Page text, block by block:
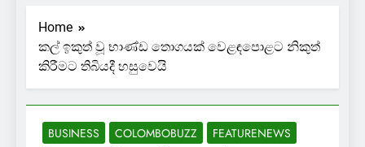
Home
කල් ඉකුත් වූ භාණ්ඩ තොගයක් වෙළඳපොළට නිකුත්
කිරීමට තිබියදී හසුවෙයි
BUSINESS COLOMBOBUZZ
FEATURENEWS